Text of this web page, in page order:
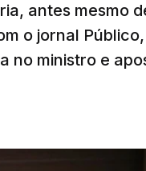
antes mesmo
o jornal
no ministro e